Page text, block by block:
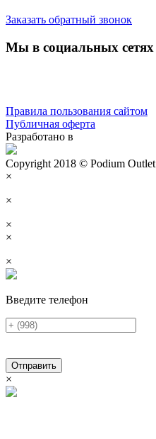
Заказать обратный звонок
Мы в социальных сетях
Правила пользования сайтом
Публичная оферта
Разработано в
Copyright 2018 © Podium Outlet
×
×
×
×
×
Введите телефон
Отправить
×